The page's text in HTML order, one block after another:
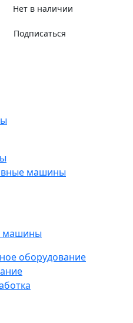
Нет в наличии
Подписаться
машины
машины
оборудование